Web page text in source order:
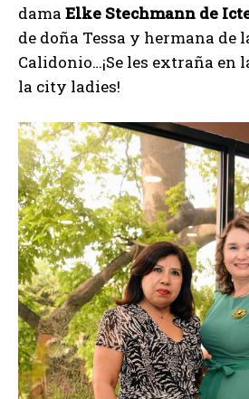
dama Elke Stechmann de
de doña Tessa y hermana de
Calidonio…¡Se les extraña
la city ladies!